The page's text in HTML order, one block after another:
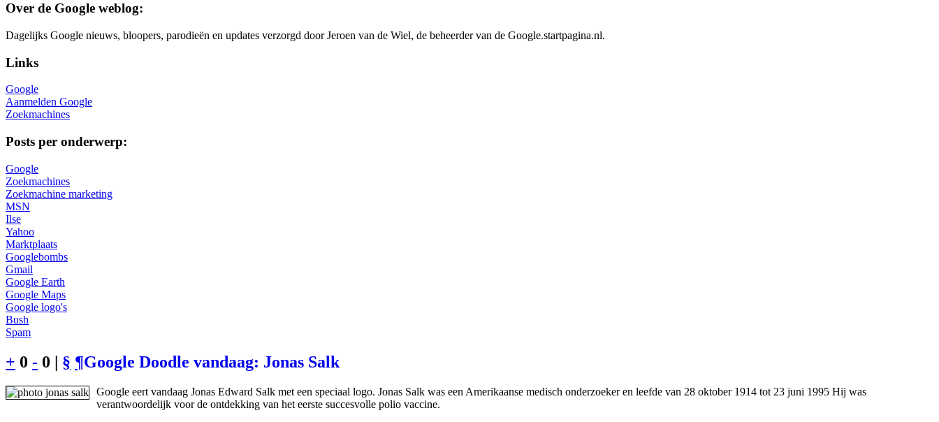
Over de Google weblog:
Dagelijks Google nieuws, bloopers, parodieën en updates verzorgd door Jeroen van de Wiel, de beheerder van de Google.startpagina.nl.
Links
Google
Aanmelden Google
Zoekmachines
Posts per onderwerp:
Google
Zoekmachines
Zoekmachine marketing
MSN
Ilse
Yahoo
Marktplaats
Googlebombs
Gmail
Google Earth
Google Maps
Google logo's
Bush
Spam
+ 0 - 0 | § ¶Google Doodle vandaag: Jonas Salk
Google eert vandaag Jonas Edward Salk met een speciaal logo. Jonas Salk was een Amerikaanse medisch onderzoeker en leefde van 28 oktober 1914 tot 23 juni 1995 Hij was
verantwoordelijk voor de ontdekking van het eerste succesvolle polio vaccine.